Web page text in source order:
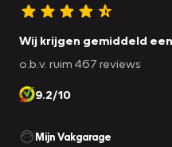
Wij krijgen gemiddeld
o.b.v. ruim 467 reviews
9.2/10
Mijn Vakgarage